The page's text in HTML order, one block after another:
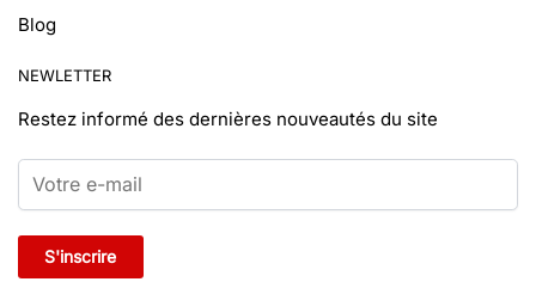
Blog
NEWLETTER
Restez informé des dernières nouveautés du site